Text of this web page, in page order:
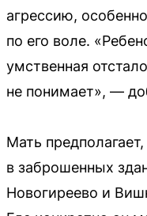
агрессию,
по его воле.
умственная
не понимает», —
Мать
в заброшенных
Новогиреево и